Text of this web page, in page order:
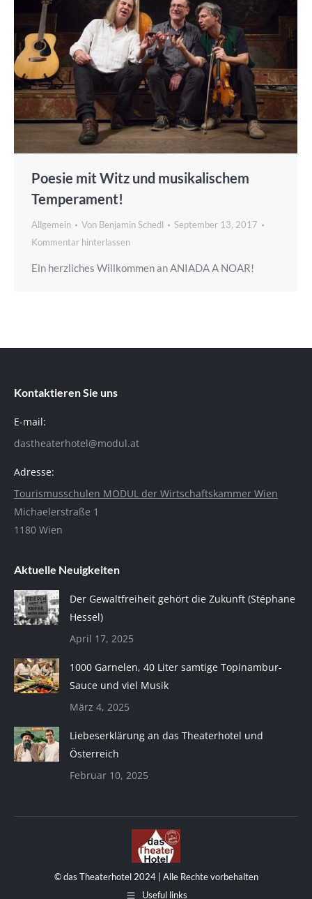
Poesie mit Witz und musikalischem
Temperament!
Allgemein Von Benjamin Schedl
September 13, 2017
Kommentar hinterlassen
Ein herzliches Willkommen an ANIADA A NOAR!
Kontaktieren Sie uns
E-mail:
dastheaterhotel@modul.at
Adresse:
Tourismusschulen MODUL der Wirtschaftskammer Wien
Michaelerstraße 1
1180 Wien
Aktuelle Neuigkeiten
Der Gewaltfreiheit gehört die Zukunft (Stéphane
Hessel)
April 17, 2025
1000 Garnelen, 40 Liter samtige Topinambur-
Sauce und viel Musik
März 4, 2025
Liebeserklärung an das Theaterhotel und
Österreich
Februar 10, 2025
© das Theaterhotel 2024 | Alle Rechte vorbehalten
Useful links